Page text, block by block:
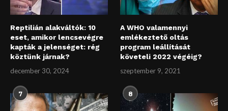
Reptilián alakváltók: 10
eset, amikor lencsevégre
kapták a jelenséget: rég
köztünk járnak?
december 30, 2024
A WHO valamennyi
emlékeztető oltás
program leállítását
követeli 2022 végéig?
szeptember 9, 2021
7 8